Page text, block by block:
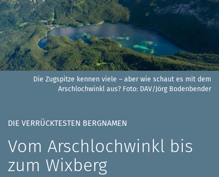
Die Zugspitze kennen viele – aber wie schaut es mit dem
Arschlochwinkl aus? Foto: DAV/Jörg Bodenbender
DIE VERRÜCKTESTEN BERGNAMEN
Vom Arschlochwinkl bis
zum Wixberg